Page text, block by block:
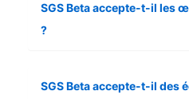
SGS Beta accepte-t-il les
?
SGS Beta accepte-t-il des